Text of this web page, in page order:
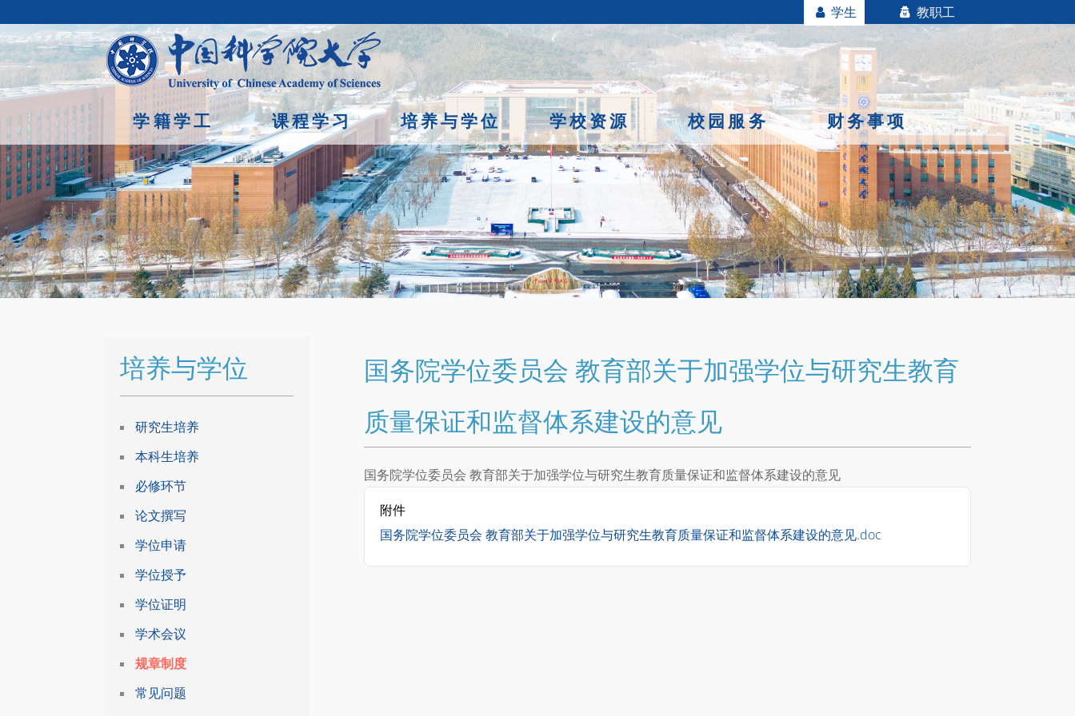
学生 教职工
学籍学工 课程学习 培养与学位 学校资源 校园服务 财务事项
首页/培养与学位 /规章制度
国务院学位委员会 教育部关于加强学位与研究生教育
质量保证和监督体系建设的意见
国务院学位委员会 教育部关于加强学位与研究生教育质量保证和监督体系建设的意见
附件
国务院学位委员会 教育部关于加强学位与研究生教育质量保证和监督体系建设的意见.doc
培养与学位
研究生培养
本科生培养
必修环节
论文撰写
学位申请
学位授予
学位证明
学术会议
规章制度
常见问题